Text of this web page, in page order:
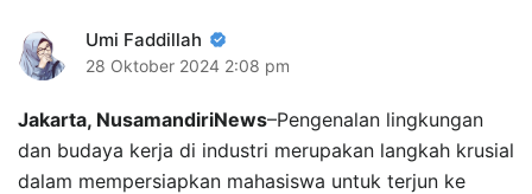
Umi Faddillah
28 Oktober 2024 2:08 pm
Jakarta, NusamandiriNews–Pengenalan lingkungan
dan budaya kerja di industri merupakan langkah krusial
dalam mempersiapkan mahasiswa untuk terjun ke